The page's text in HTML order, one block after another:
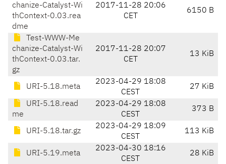
chanize-Catalyst-Wi
thContext-0.03.rea
dme
2017-11-28 20:06
CET
6150 B
Test-WWW-Me
chanize-Catalyst-Wi
thContext-0.03.tar.
gz
2017-11-28 20:07
CET
13 KiB
URI-5.18.meta
2023-04-29 18:08
CEST
27 KiB
URI-5.18.read
me
2023-04-29 18:08
CEST
373 B
URI-5.18.tar.gz
2023-04-29 18:09
CEST
113 KiB
URI-5.19.meta
2023-04-30 18:16
CEST
28 KiB